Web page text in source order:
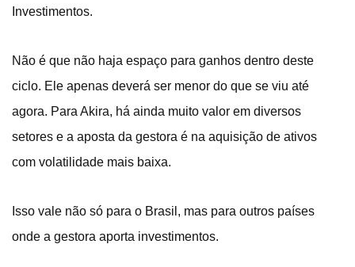
Investimentos.
Não é que não haja espaço para ganhos dentro deste
ciclo. Ele apenas deverá ser menor do que se viu até
agora. Para Akira, há ainda muito valor em diversos
setores e a aposta da gestora é na aquisição de ativos
com volatilidade mais baixa.
Isso vale não só para o Brasil, mas para outros países
onde a gestora aporta investimentos.